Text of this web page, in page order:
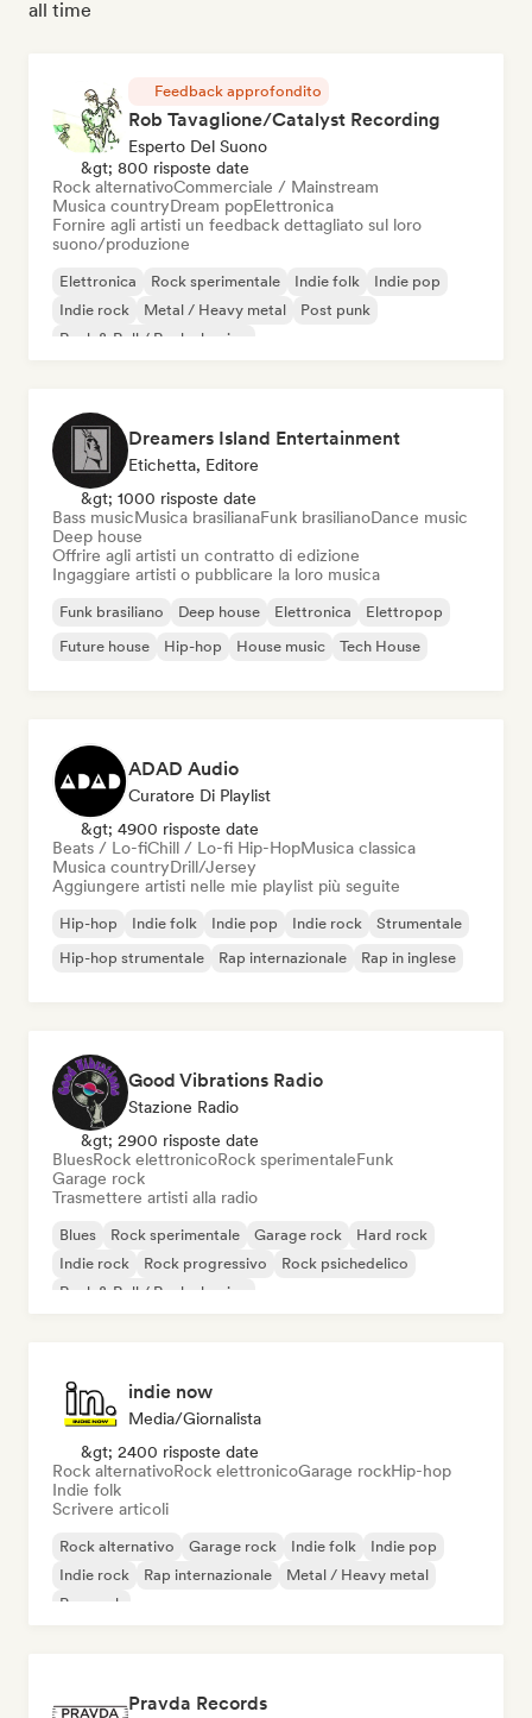
all time
Feedback approfondito
Rob Tavaglione/Catalyst Recording
Esperto Del Suono
&gt; 800 risposte date
Rock alternativoCommerciale / Mainstream
Musica countryDream popElettronica
Fornire agli artisti un feedback dettagliato sul loro
suono/produzione
Elettronica Rock sperimentale Indie folk
Indie pop
Indie rock
Metal / Heavy metal
Post punk
Rock & Roll / Rock classico
Dreamers Island Entertainment
Etichetta, Editore
&gt; 1000 risposte date
Bass musicMusica brasilianaFunk brasilianoDance music
Deep house
Offrire agli artisti un contratto di edizione
Ingaggiare artisti o pubblicare la loro musica
Funk brasiliano Deep house Elettronica
Elettropop
Future house
Hip-hop House music Tech House
ADAD Audio
Curatore Di Playlist
&gt; 4900 risposte date
Beats / Lo-fiChill / Lo-fi Hip-HopMusica classica
Musica countryDrill/Jersey
Aggiungere artisti nelle mie playlist più seguite
Hip-hop Indie folk Indie pop Indie rock
Strumentale
Hip-hop strumentale
Rap internazionale Rap in inglese
Good Vibrations Radio
Stazione Radio
&gt; 2900 risposte date
BluesRock elettronicoRock sperimentaleFunk
Garage rock
Trasmettere artisti alla radio
Blues Rock sperimentale Garage rock
Hard rock
Indie rock
Rock progressivo
Rock psichedelico
Rock & Roll / Rock classico
indie now
Media/Giornalista
&gt; 2400 risposte date
Rock alternativoRock elettronicoGarage rockHip-hop
Indie folk
Scrivere articoli
Rock alternativo Garage rock Indie folk
Indie pop
Indie rock
Rap internazionale
Metal / Heavy metal
Pop rock
Pravda Records